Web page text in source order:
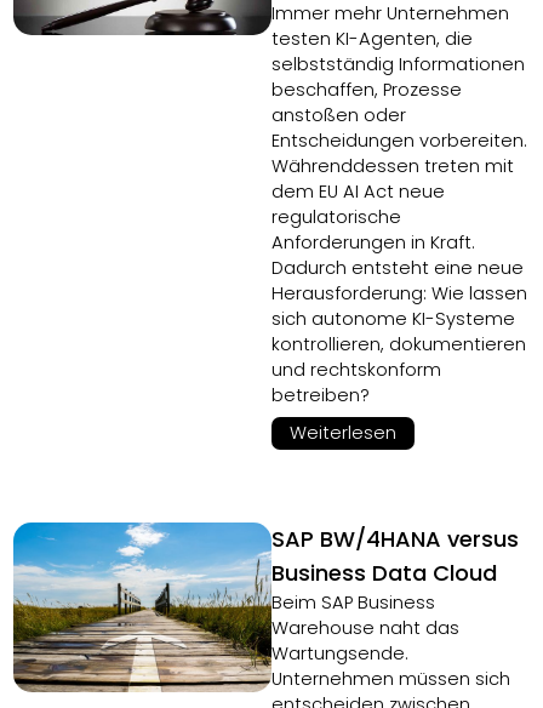
Immer mehr Unternehmen
testen KI-Agenten, die
selbstständig Informationen
beschaffen, Prozesse
anstoßen oder
Entscheidungen vorbereiten.
Währenddessen treten mit
dem EU AI Act neue
regulatorische
Anforderungen in Kraft.
Dadurch entsteht eine neue
Herausforderung: Wie lassen
sich autonome KI-Systeme
kontrollieren, dokumentieren
und rechtskonform
betreiben?
Weiterlesen
SAP BW/4HANA versus
Business Data Cloud
Beim SAP Business
Warehouse naht das
Wartungsende.
Unternehmen müssen sich